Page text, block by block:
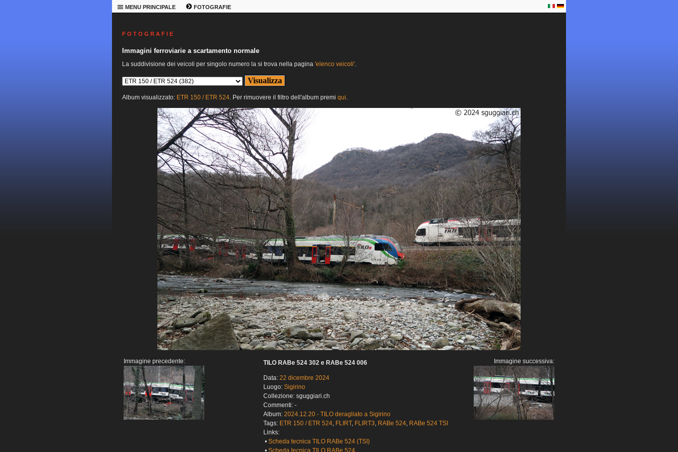
MENU PRINCIPALE FOTOGRAFIE
F O T O G R A F I E
Immagini ferroviarie a scartamento normale
La suddivisione dei veicoli per singolo numero la si trova nella pagina 'elenco veicoli'.
Album visualizzato: ETR 150 / ETR 524. Per rimuovere il filtro dell'album premi qui.
Immagine precedente: TILO RABe 524 302 e RABe 524 006
Data: 22 dicembre 2024
Luogo: Sigirino
Collezione: sguggiari.ch
Commenti: -
Album: 2024.12.20 - TILO deragliato a Sigirino
Tags: ETR 150 / ETR 524, FLIRT, FLIRT3, RABe 524, RABe 524 TSI
Links:
• Scheda tecnica TILO RABe 524 (TSI)
Immagine successiva: